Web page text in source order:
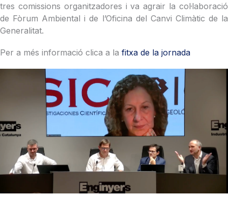
tres comissions organitzadores i va agrair la col·laboració
de Fòrum Ambiental i de l’Oficina del Canvi Climàtic de la
Generalitat.
Per a més informació clica a la fitxa de la jornada